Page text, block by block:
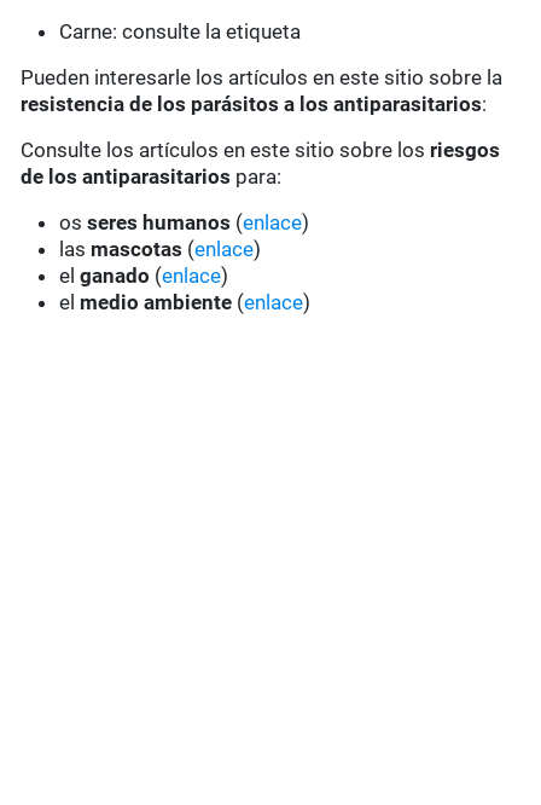
Carne: consulte la etiqueta
Pueden interesarle los artículos en este sitio sobre la
resistencia de los parásitos a los antiparasitarios:
Consulte los artículos en este sitio sobre los riesgos
de los antiparasitarios para:
osseres humanos (enlace)
las mascotas (enlace)
elganado (enlace)
el medio ambiente (enlace)